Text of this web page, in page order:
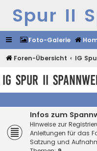
Spur II
Foto-Galerie
Foren-Übersicht IG
IG Spur II
Infos zum
Hinweise zur
Anleitungen für das
Satzung und